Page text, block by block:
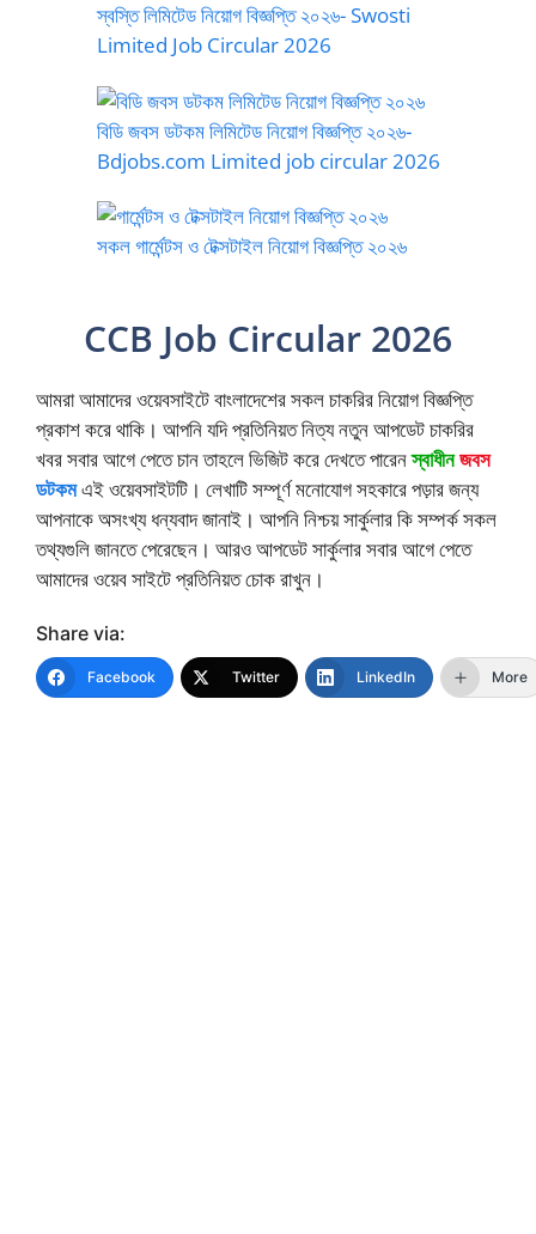
স্বস্তি লিমিটেড নিয়োগ বিজ্ঞপ্তি ২০২৬- Swosti
Limited Job Circular 2026
বিডি জবস ডটকম লিমিটেড নিয়োগ বিজ্ঞপ্তি ২০২৬-
Bdjobs.com Limited job circular 2026
সকল গার্মেন্টস ও টেক্সটাইল নিয়োগ বিজ্ঞপ্তি ২০২৬
CCB Job Circular 2026
আমরা আমাদের ওয়েবসাইটে বাংলাদেশের সকল চাকরির নিয়োগ বিজ্ঞপ্তি
প্রকাশ করে থাকি। আপনি যদি প্রতিনিয়ত নিত্য নতুন আপডেট চাকরির
খবর সবার আগে পেতে চান তাহলে ভিজিট করে দেখতে পারেনস্বাধীনজবস
ডটকমএই ওয়েবসাইটটি। লেখাটি সম্পূর্ণ মনোযোগ সহকারে পড়ার জন্য
আপনাকে অসংখ্য ধন্যবাদ জানাই। আপনি নিশ্চয় সার্কুলার কি সম্পর্ক সকল
তথ্যগুলি জানতে পেরেছেন। আরও আপডেট সার্কুলার সবার আগে পেতে
আমাদের ওয়েব সাইটে প্রতিনিয়ত চোক রাখুন।
Share via:
Facebook Twitter LinkedIn More